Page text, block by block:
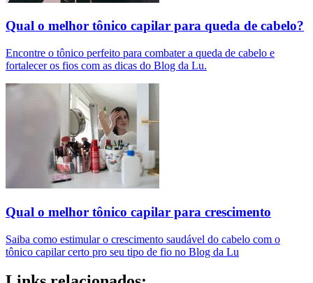
Qual o melhor tônico capilar para queda de cabelo?
Encontre o tônico perfeito para combater a queda de cabelo e
fortalecer os fios com as dicas do Blog da Lu.
Qual o melhor tônico capilar para crescimento
Saiba como estimular o crescimento saudável do cabelo com o
tônico capilar certo pro seu tipo de fio no Blog da Lu